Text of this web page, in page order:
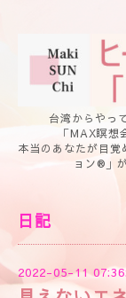
台湾からやっ
「MAX瞑
本当のあなたが目
ョン®」
日記
2022-05-11